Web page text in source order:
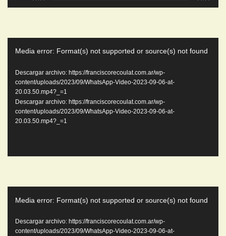
de
video
Media error: Format(s) not supported or source(s) not found
Descargar archivo: https://franciscorecoulat.com.ar/wp-
content/uploads/2023/09/WhatsApp-Video-2023-09-06-at-
20.03.50.mp4?_=1
Descargar archivo: https://franciscorecoulat.com.ar/wp-
content/uploads/2023/09/WhatsApp-Video-2023-09-06-at-
20.03.50.mp4?_=1
video
Media error: Format(s) not supported or source(s) not found
Descargar archivo: https://franciscorecoulat.com.ar/wp-
content/uploads/2023/09/WhatsApp-Video-2023-09-06-at-